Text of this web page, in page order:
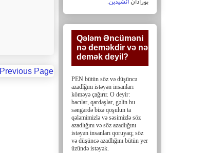
Previous Page
بورادان ائشیدین.
Qələm Əncüməni
nə deməkdir və nə
demək deyil?‎
PEN bütün söz və düşüncə
azadlğını istəyən insanları
köməyə çağırır. O deyir:
bacılar, ‎qardaşlar, gəlin bu
səngərdə bizə qoşulun ta
qələmimizlə və səsimizlə söz
azadlığını və söz ‎azadlığını
istəyən insanları qoruyaq; söz
və düşüncə azadlığını bütün yer
üzündə istəyək.